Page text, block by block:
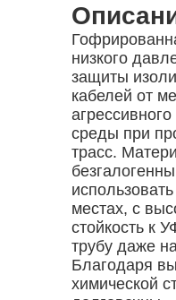
низкого
защиты
кабелей от
среды при
трасс.
местах, с
стойкость к
трубу даже
Благодаря
химической